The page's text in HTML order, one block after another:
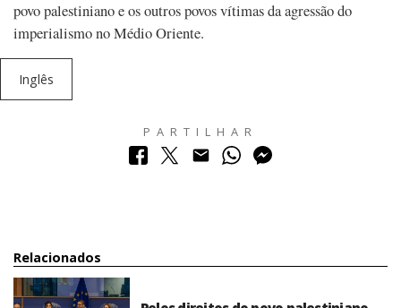
povo palestiniano e os outros povos vítimas da agressão do
imperialismo no Médio Oriente.
Inglês
PARTILHAR
Relacionados